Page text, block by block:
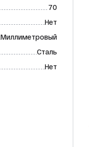
70
Нет
Миллиметровый
Сталь
Нет